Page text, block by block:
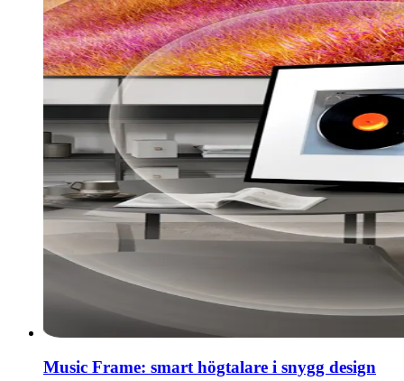
Music Frame: smart högtalare i snygg design